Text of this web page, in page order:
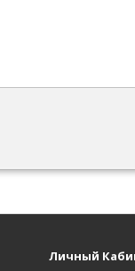
Личный